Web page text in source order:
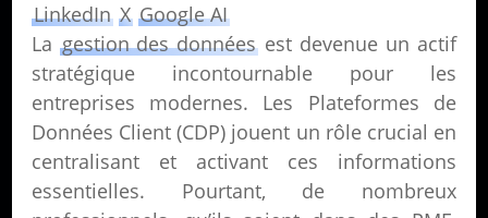
LinkedIn X Google AI
Lagestion des donnéesest devenue un actif
stratégique incontournable pour les
entreprises modernes. Les Plateformes de
Données Client (CDP) jouent un rôle crucial en
centralisant et activant ces informations
essentielles. Pourtant, de nombreux